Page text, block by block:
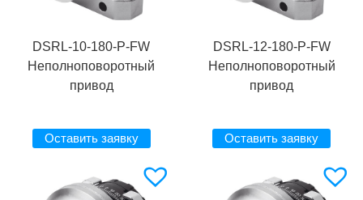
DSRL-10-180-P-FW
Неполноповоротный
привод
Оставить заявку
DSRL-12-180-P-FW
Неполноповоротный
привод
Оставить заявку